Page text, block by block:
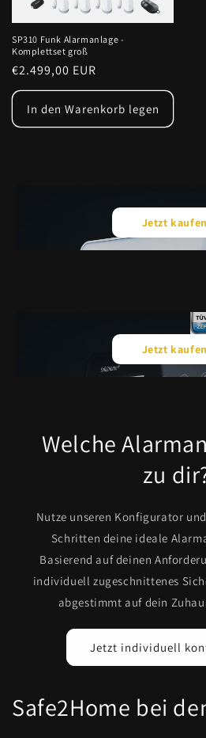
SP310 Funk Alarmanlage -
Komplettset groß
Normaler
Preis
€2.499,00 EUR
In den Warenkorb legen
Jetzt
Jetzt
Welche
zu
Nutze unseren Konfigurator
Schritten deine ideale
Basierend auf deinen
individuell zugeschnittenes
abgestimmt auf dein
Jetzt individuell
Safe2Home bei